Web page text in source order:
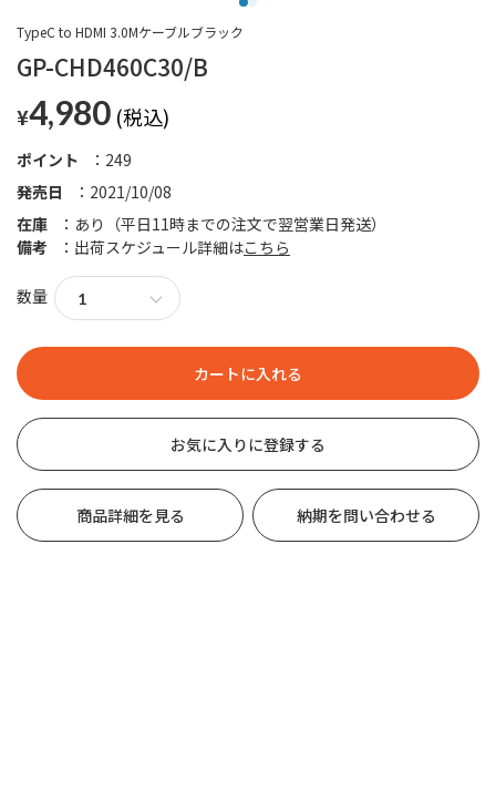
GP-CHD460C30/B
TypeC to HDMI 3.0Mケーブルブラック
¥4,980
発売日 2021/10/08
ポイント 249
在庫
あり（平日11時までの注文で翌営業日発送）
備考
出荷スケジュール詳細はこちら
数量
お気に入りに登録する
商品詳細を見る 納期を問い合わせる